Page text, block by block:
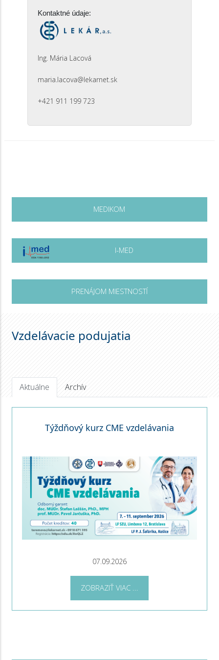
Kontaktné údaje:
Ing. Mária Lacová
maria.lacova@lekarnet.sk
+421 911 199 723
MEDIKOM
I-MED
PRENÁJOM MIESTNOSTÍ
Vzdelávacie podujatia
Aktuálne Archív
Týždňový kurz CME vzdelávania
07.09.2026
ZOBRAZIŤ VIAC ...